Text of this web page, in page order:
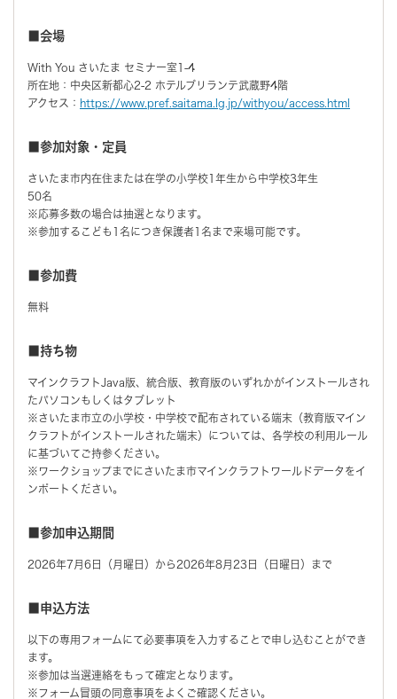
■会場
With You さいたま セミナー室1-4
所在地：中央区新都心2-2 ホテルブリランテ武蔵野4階
アクセス： https://www.pref.saitama.lg.jp/withyou/access.html
■参加対象・定員
さいたま市内在住または在学の小学校1年生から中学校3年生
50名
※応募多数の場合は抽選となります。
※参加するこども1名につき保護者1名まで来場可能です。
■参加費
無料
■持ち物
マインクラフトJava版、統合版、教育版のいずれかがインストールされ
たパソコンもしくはタブレット
※さいたま市立の小学校・中学校で配布されている端末（教育版マイン
クラフトがインストールされた端末）については、各学校の利用ルール
に基づいてご持参ください。
※ワークショップまでにさいたま市マインクラフトワールドデータをイ
ンポートください。
■参加申込期間
2026年7月6日（月曜日）から2026年8月23日（日曜日）まで
■申込方法
以下の専用フォームにて必要事項を入力することで申し込むことができ
ます。
※参加は当選連絡をもって確定となります。
※フォーム冒頭の同意事項をよくご確認ください。